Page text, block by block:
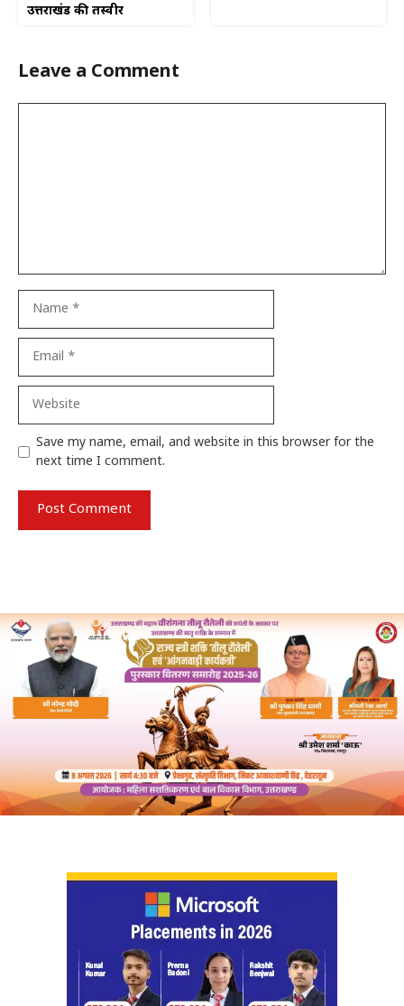
उत्तराखंड की तस्वीर
Leave a Comment
Website
Save my name, email, and website in this browser for the
next time I comment.